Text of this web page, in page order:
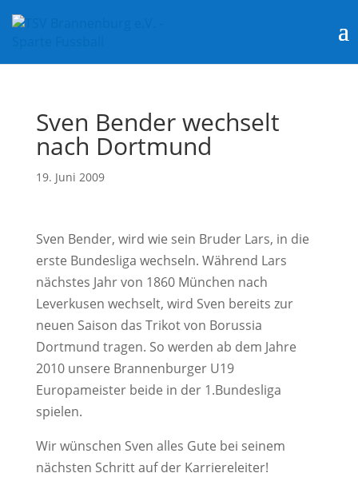
Sven Bender wechselt
nach Dortmund
19. Juni 2009
Sven Bender, wird wie sein Bruder Lars, in die
erste Bundesliga wechseln. Während Lars
nächstes Jahr von 1860 München nach
Leverkusen wechselt, wird Sven bereits zur
neuen Saison das Trikot von Borussia
Dortmund tragen. So werden ab dem Jahre
2010 unsere Brannenburger U19
Europameister beide in der 1.Bundesliga
spielen.
Wir wünschen Sven alles Gute bei seinem
nächsten Schritt auf der Karriereleiter!